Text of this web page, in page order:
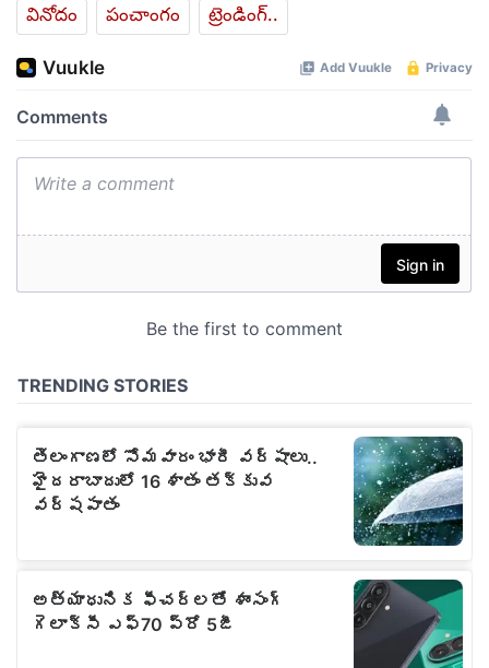
వినోదం
పంచాంగం ట్రెండింగ్..